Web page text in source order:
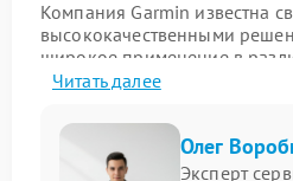
Компания Garmin известна
высококачественными
широкое применение в
от автомобильных
рыбалки и активного
надежные устройства могут
Мы предоставляем быстрые
Читать далее
Олег
Эксперт